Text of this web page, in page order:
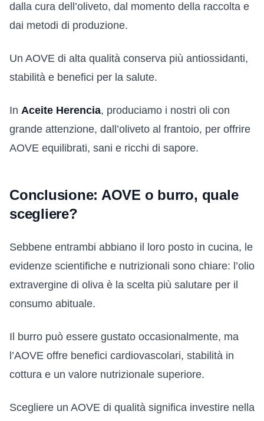
dalla cura dell’oliveto, dal momento della raccolta e
dai metodi di produzione.
Un AOVE di alta qualità conserva più antiossidanti,
stabilità e benefici per la salute.
In Aceite Herencia, produciamo i nostri oli con
grande attenzione, dall’oliveto al frantoio, per offrire
AOVE equilibrati, sani e ricchi di sapore.
Conclusione: AOVE o burro, quale
scegliere?
Sebbene entrambi abbiano il loro posto in cucina, le
evidenze scientifiche e nutrizionali sono chiare: l’olio
extravergine di oliva è la scelta più salutare per il
consumo abituale.
Il burro può essere gustato occasionalmente, ma
l’AOVE offre benefici cardiovascolari, stabilità in
cottura e un valore nutrizionale superiore.
Scegliere un AOVE di qualità significa investire nella